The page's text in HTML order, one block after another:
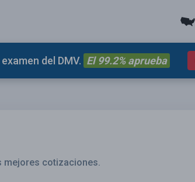
del DMV. El 99.2% aprueba
mejores cotizaciones.